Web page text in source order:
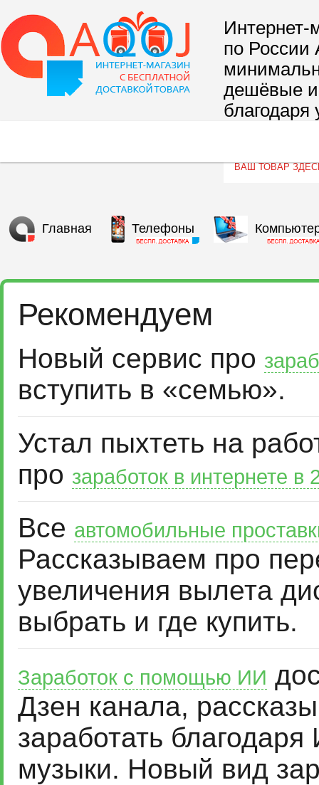
Интернет-
по России
дешёвые и
благодаря
Главная Телефоны
Рекомендуем
Новый сервис про
вступить в «семью».
Устал пыхтеть на
про заработок в интернете в
Все автомобильные
Рассказываем про
увеличения вылета
выбрать и где купить.
Заработок с помощью ИИ
Дзен канала,
заработать
музыки. Новый вид